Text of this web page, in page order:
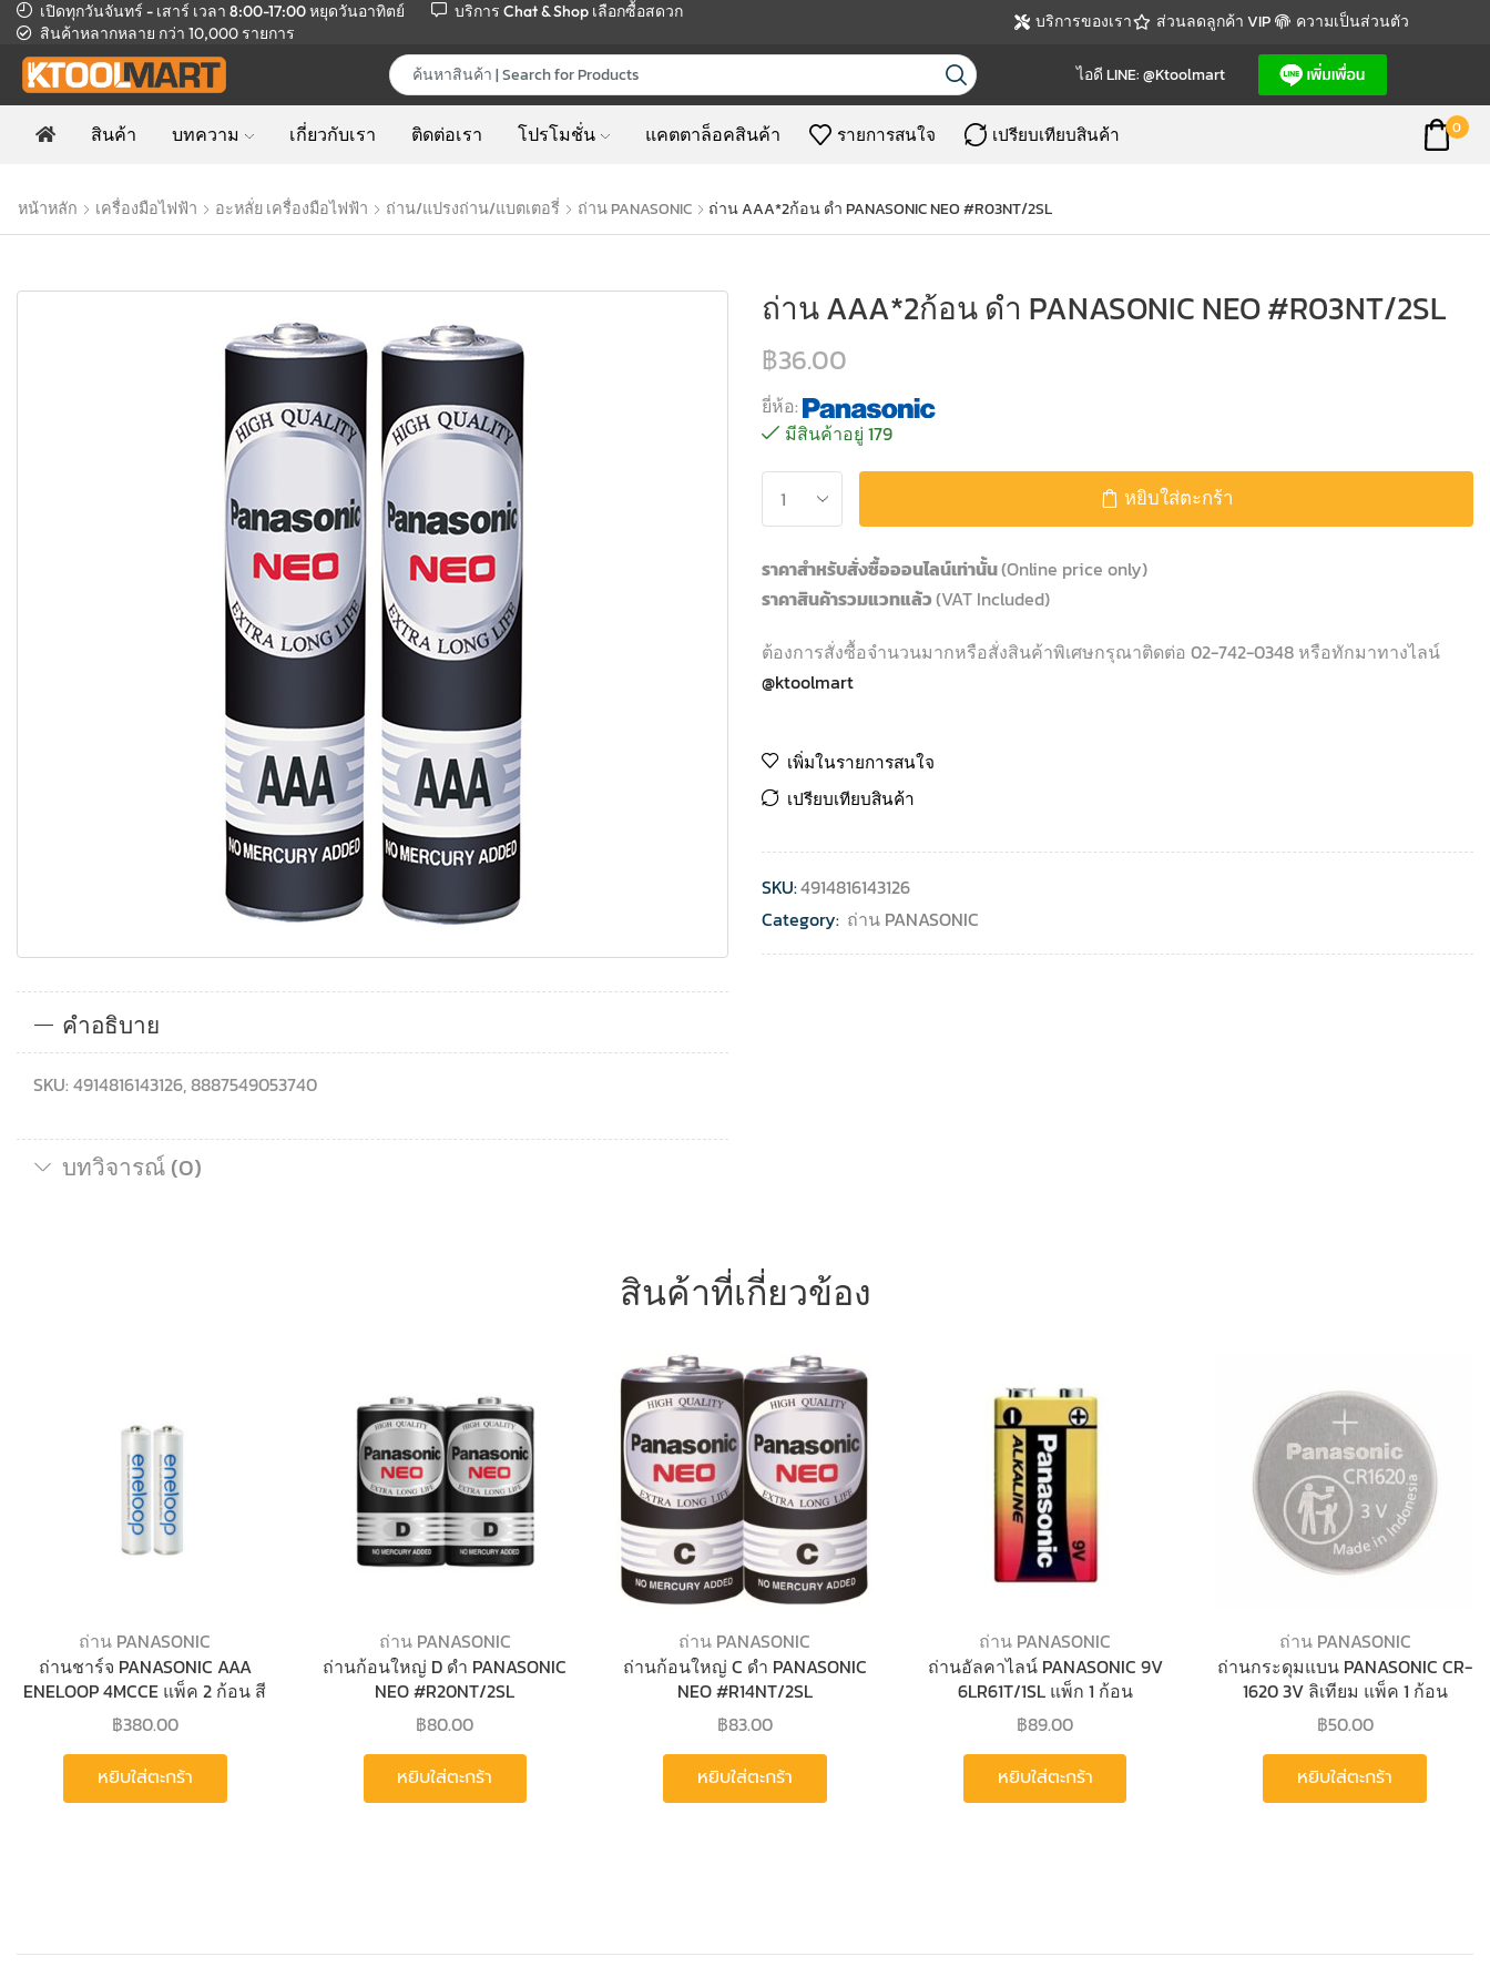
เปิดทุกวันจันทร์ - เสาร์ เวลา 8:00-17:00หยุดวันอาทิตย์ บริการ Chat & Shop เลือกซื้อสดวก
สินค้าหลากหลาย กว่า 10,000 รายการ บริการของเรา ส่วนลดลูกค้า VIP ความเป็นส่วนตัว
ไอดี LINE: @ktoolmart
สินค้า บทความ เกี่ยวกับเรา ติดต่อเรา โปรโมชั่น แคตตาล็อคสินค้า รายการสนใจ เปรียบเทียบสินค้า 0
หน้าหลัก เครื่องมือไฟฟ้า อะหลั่ย เครื่องมือไฟฟ้า ถ่าน/แปรงถ่าน/แบตเตอรี่ ถ่าน PANASONIC ถ่าน AAA*2ก้อน ดำ PANASONIC NEO #R03NT/2SL
คำอธิบาย
SKU: 4914816143126, 8887549053740
บทวิจารณ์ (0)
ถ่าน AAA*2ก้อน ดำ PANASONIC NEO #R03NT/2SL
฿36.00
ยี่ห้อ:
มีสินค้าอยู่ 179
หยิบใส่ตะกร้า
ราคาสำหรับสั่งซื้อออนไลน์เท่านั้น(Online price only)
ราคาสินค้ารวมแวทแล้ว(VAT Included)
ต้องการสั่งซื้อจำนวนมากหรือสั่งสินค้าพิเศษกรุณาติดต่อ 02-742-0348 หรือทักมาทางไลน์
@ktoolmart
เพิ่มในรายการสนใจ
เปรียบเทียบสินค้า
SKU:4914816143126
Category: ถ่าน PANASONIC
สินค้าที่เกี่ยวข้อง
ถ่าน PANASONIC
ถ่านชาร์จ PANASONIC AAA
ENELOOP 4MCCE แพ็ค 2 ก้อน สี
ขาว
฿380.00
หยิบใส่ตะกร้า
ถ่าน PANASONIC
ถ่านก้อนใหญ่ D ดำ PANASONIC
NEO #R20NT/2SL
฿80.00
หยิบใส่ตะกร้า
ถ่าน PANASONIC
ถ่านก้อนใหญ่ C ดำ PANASONIC
NEO #R14NT/2SL
฿83.00
หยิบใส่ตะกร้า
ถ่าน PANASONIC
ถ่านอัลคาไลน์ PANASONIC 9V
6LR61T/1SL แพ็ก 1 ก้อน
฿89.00
หยิบใส่ตะกร้า
ถ่าน PANASONIC
ถ่านกระดุมแบน PANASONIC CR-
1620 3V ลิเทียม แพ็ค 1 ก้อน
฿50.00
หยิบใส่ตะกร้า